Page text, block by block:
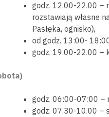
godz. 12.00-22.00 –
rozstawiają własne
Pasłęka, ognisko),
od godz. 13:00-
godz. 19.00-22.00 –
godz. 06:00-07:00 –
godz. 07.30-10.00 –